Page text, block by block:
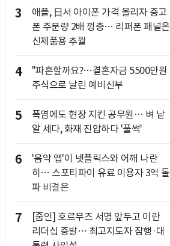
3
애플, 日서 아이폰 가격 올리자 중고
폰 주문량 2배 껑충… 리퍼폰 패널은
신제품용 추월
4
"파혼할까요?…결혼자금 5500만원
주식으로 날린 예비신부
5
폭염에도 현장 지킨 공무원… 벼 낱
알 세다, 화재 진압하다 '풀썩'
6
'음악 앱'이 넷플릭스와 어깨 나란
히… 스포티파이 유료 이용자 3억 돌
파 비결은
7
[줌인] 호르무즈 서명 앞두고 이란
리더십 증발… 최고지도자 잠행·대